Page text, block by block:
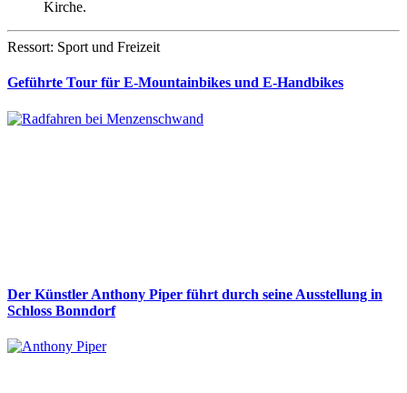
Kirche.
Ressort: Sport und Freizeit
Geführte Tour für E-Mountainbikes und E-Handbikes
Der Künstler Anthony Piper führt durch seine Ausstellung in
Schloss Bonndorf